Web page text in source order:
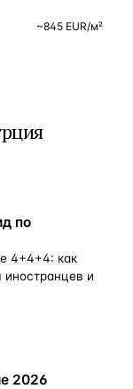
~845 EUR/м²
по
4+4+4: как
и
2026